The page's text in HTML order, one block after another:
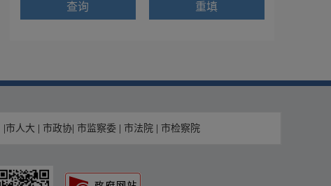
查询 重填
市人大 市政协 市监察委 市法院 市检察院